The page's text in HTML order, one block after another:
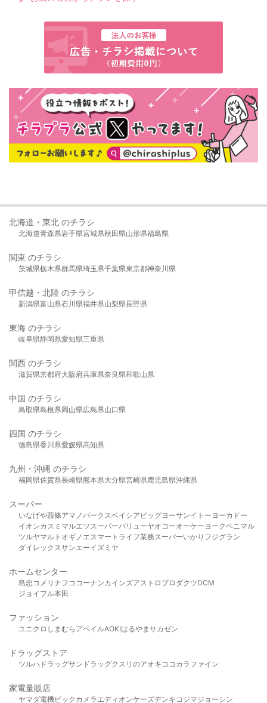
北海道・東北 のチラシ
北海道青森県岩手県宮城県秋田県山形県福島県
関東 のチラシ
茨城県栃木県群馬県埼玉県千葉県東京都神奈川県
甲信越・北陸 のチラシ
新潟県富山県石川県福井県山梨県長野県
東海 のチラシ
岐阜県静岡県愛知県三重県
関西 のチラシ
滋賀県京都府大阪府兵庫県奈良県和歌山県
中国 のチラシ
鳥取県島根県岡山県広島県山口県
四国 のチラシ
徳島県香川県愛媛県高知県
九州・沖縄 のチラシ
福岡県佐賀県長崎県熊本県大分県宮崎県鹿児島県沖縄県
スーパー
いなげや西條アマノパークスベイシア ビッグヨーサンイトーヨーカドー
イオンカスミ マルエツスーパーバリューヤオコーオーケー ヨークベニマル
ツルヤマルト オギノ エスマート ライフ業務スーパーいかり フジグラン
ダイレックスサンエーイズミヤ
ホームセンター
島忠 コメリ ナフコ コーナンカインズアストロプロダクツDCM
ジョイフル本田
ファッション
ユニクロ しまむら アベイルAOKIはるやま サカゼン
ドラッグストア
ツルハドラッグサンドラッグクスリのアオキ ココカラファイン
家電量販店
ヤマダ電機ビックカメラ エディオンケーズデンキ コジマジョーシン